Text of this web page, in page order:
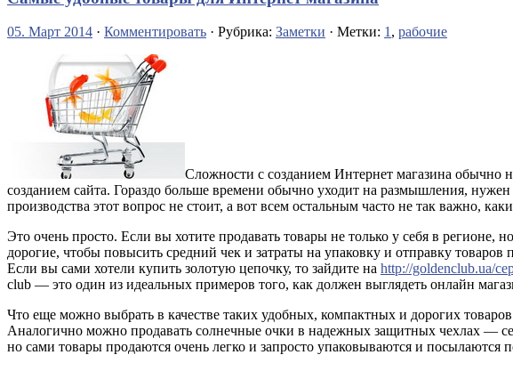
05. Март 2014 · Комментировать · Рубрика: Заметки · Метки: 1, рабочие
Сложности с созданием Интернет магазина обычно
созданием сайта. Гораздо больше времени обычно уходит на размышления,
производства этот вопрос не стоит, а вот всем остальным часто не так важно,
Это очень просто. Если вы хотите продавать товары не только у себя в
дорогие, чтобы повысить средний чек и затраты на упаковку и отправку
Если вы сами хотели купить золотую цепочку, то зайдите на http://goldenclub.ua/
club — это один из идеальных примеров того, как должен выглядеть онлайн
Что еще можно выбрать в качестве таких удобных, компактных и дорогих
Аналогично можно продавать солнечные очки в надежных защитных чехлах —
но сами товары продаются очень легко и запросто упаковываются и посылаются